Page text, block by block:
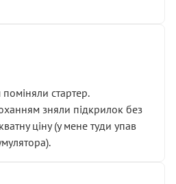
стартер.
зняли підкрилок без
ціну (у мене туди упав